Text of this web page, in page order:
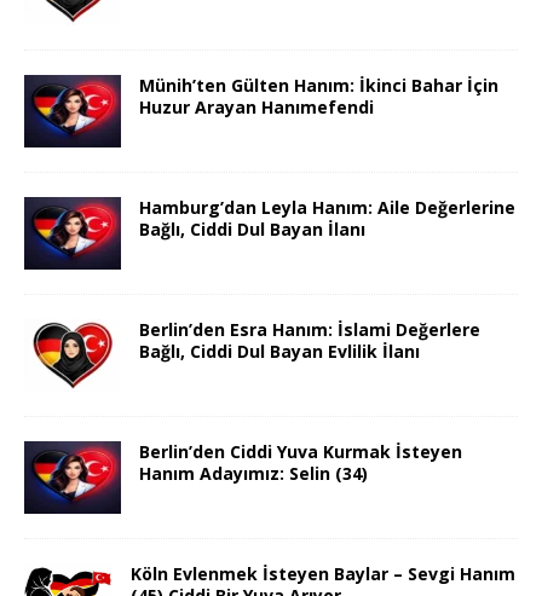
Münih’ten Gülten Hanım: İkinci Bahar İçin
Huzur Arayan Hanımefendi
Hamburg’dan Leyla Hanım: Aile Değerlerine
Bağlı, Ciddi Dul Bayan İlanı
Berlin’den Esra Hanım: İslami Değerlere
Bağlı, Ciddi Dul Bayan Evlilik İlanı
Berlin’den Ciddi Yuva Kurmak İsteyen
Hanım Adayımız: Selin (34)
Köln Evlenmek İsteyen Baylar – Sevgi Hanım